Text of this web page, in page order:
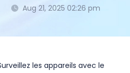
Aug 21, 2025 02:26 pm
les appareils avec le